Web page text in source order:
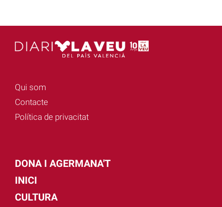
Qui som
Contacte
Política de privacitat
DONA I AGERMANA'T
INICI
CULTURA